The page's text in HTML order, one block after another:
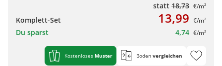
statt 18,73 €/m²
Komplett-Set 13,99 €/m²
Du sparst 4,74 €/m²
Kostenloses Muster Boden vergleichen